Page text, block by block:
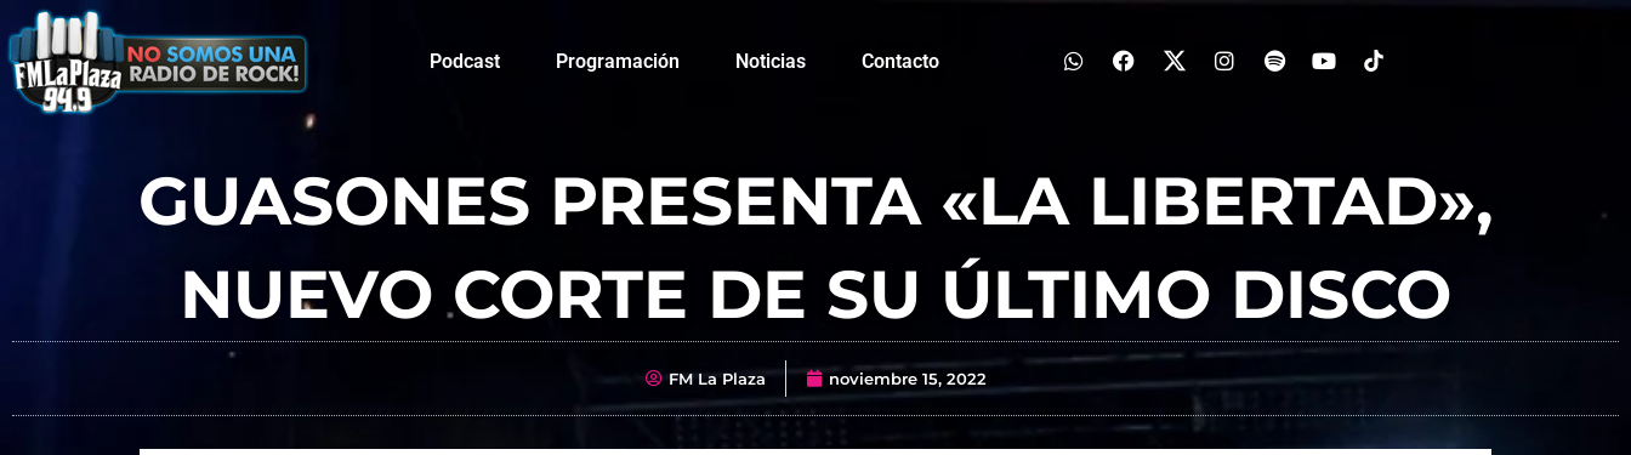
Podcast Programación Noticias Contacto
GUASONES PRESENTA «LA LIBERTAD»,
NUEVO CORTE DE SU ÚLTIMO DISCO
FM La Plaza noviembre 15, 2022